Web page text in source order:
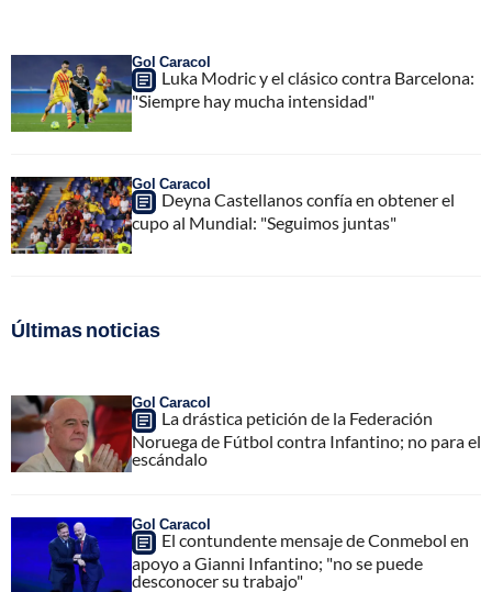
Gol Caracol
Luka Modric y el clásico contra Barcelona:
"Siempre hay mucha intensidad"
Gol Caracol
Deyna Castellanos confía en obtener el
cupo al Mundial: "Seguimos juntas"
Últimas noticias
Gol Caracol
La drástica petición de la Federación
Noruega de Fútbol contra Infantino; no para el
escándalo
Gol Caracol
El contundente mensaje de Conmebol en
apoyo a Gianni Infantino; "no se puede
desconocer su trabajo"